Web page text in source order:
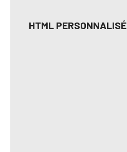
HTML PERSONNALISÉ